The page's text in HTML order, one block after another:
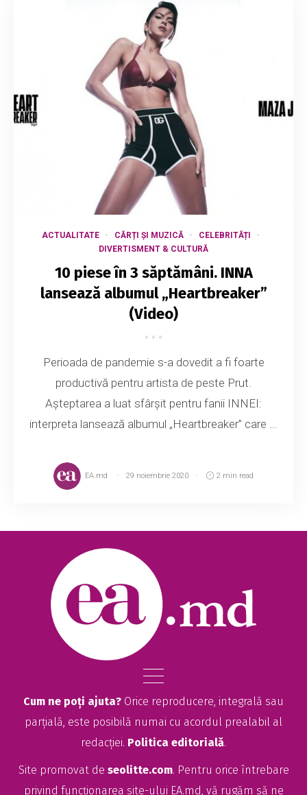
ACTUALITATE CĂRȚI ȘI MUZICĂ
CELEBRITĂȚI
DIVERTISMENT & CULTURĂ
10 piese în 3 săptămâni. INNA
lansează albumul „Heartbreaker”
(Video)
Perioada de pandemie s-a dovedit a fi foarte
productivă pentru artista de peste Prut.
Așteptarea a luat sfârșit pentru fanii INNEI:
interpreta lansează albumul „Heartbreaker” care ...
EA.md 29 noiembrie 2020 2 min read
Cum ne poți ajuta? Orice reproducere, integrală sau
parțială, este posibilă numai cu acordul prealabil al
redacției. Politica editorială.
Site promovat de seolitte.com. Pentru orice întrebare
privind funcționarea site-ului EA.md, vă rugăm să ne